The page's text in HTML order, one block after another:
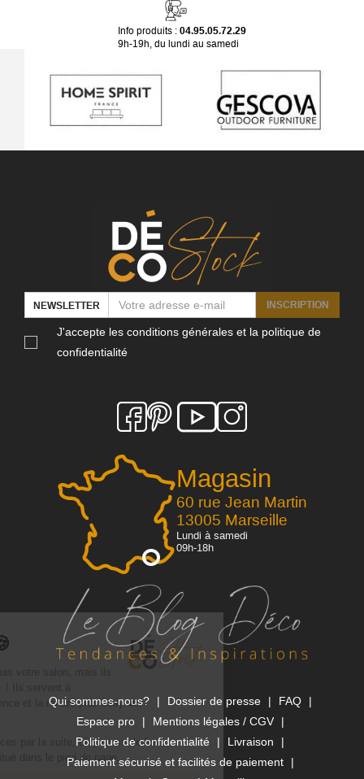
Info produits : 04.95.05.72.29
9h-19h, du lundi au samedi
Magasin
60 rue Jean Martin
13005 Marseille
Lundi à samedi
09h-18h
NEWSLETTER INSCRIPTION
J'accepte les conditions générales et la politique de
confidentialité
Qui sommes-nous? Dossier de presse
FAQ
Espace pro
Mentions légales / CGV
Politique de confidentialité
Livraison
Paiement sécurisé et facilités de paiement